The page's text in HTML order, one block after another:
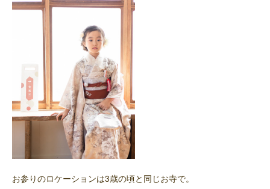
お参りのロケーションは3歳の頃と同じお寺で。